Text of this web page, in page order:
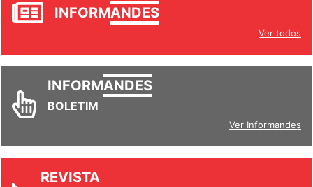
INFORMANDES
Ver todos
INFORMANDES
BOLETIM
Ver Informandes
REVISTA